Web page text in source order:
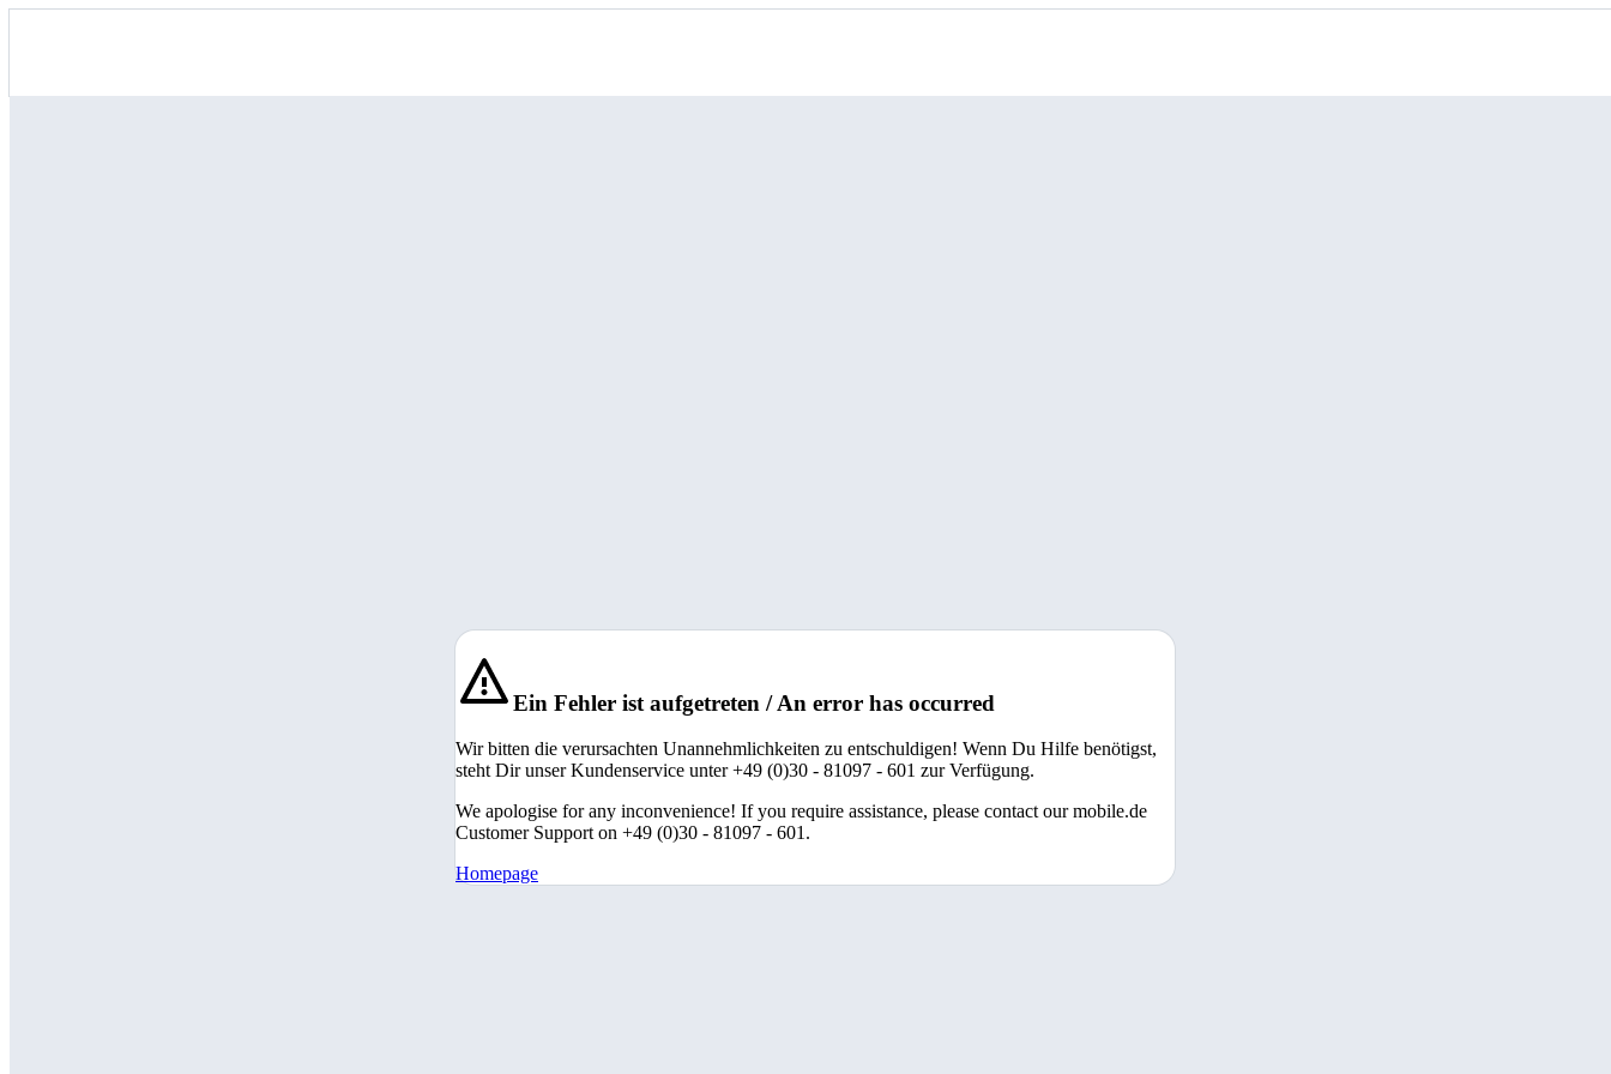
Ein Fehler ist aufgetreten / An error has occurred
Wir bitten die verursachten Unannehmlichkeiten zu entschuldigen! Wenn Du Hilfe benötigst,
steht Dir unser Kundenservice unter +49 (0)30 - 81097 - 601 zur Verfügung.
We apologise for any inconvenience! If you require assistance, please contact our mobile.de
Customer Support on +49 (0)30 - 81097 - 601.
Homepage